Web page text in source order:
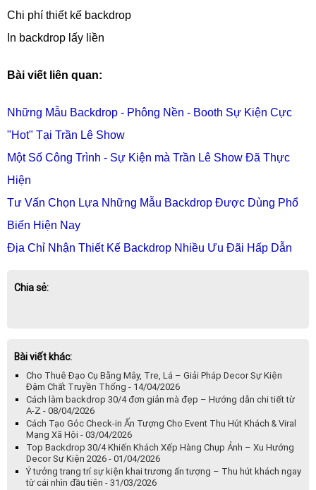
Chi phí thiết kế backdrop
In backdrop lấy liền
Bài viết liên quan:
Những Mẫu Backdrop - Phông Nền - Booth Sự Kiện Cực
"Hot" Tại Trần Lê Show
Một Số Công Trình - Sự Kiện mà Trần Lê Show Đã Thực
Hiện
Tư Vấn Chọn Lựa Những Mẫu Backdrop Được Dùng Phổ
Biến Hiện Nay
Địa Chỉ Nhận Thiết Kế Backdrop Nhiều Ưu Đãi Hấp Dẫn
Chia sẻ:
Bài viết khác:
Cho Thuê Đạo Cụ Bằng Mây, Tre, Lá – Giải Pháp Decor Sự Kiện
Đậm Chất Truyền Thống - 14/04/2026
Cách làm backdrop 30/4 đơn giản mà đẹp – Hướng dẫn chi tiết từ
A-Z - 08/04/2026
Cách Tạo Góc Check-in Ấn Tượng Cho Event Thu Hút Khách & Viral
Mạng Xã Hội - 03/04/2026
Top Backdrop 30/4 Khiến Khách Xếp Hàng Chụp Ảnh – Xu Hướng
Decor Sự Kiện 2026 - 01/04/2026
Ý tưởng trang trí sự kiện khai trương ấn tượng – Thu hút khách ngay
từ cái nhìn đầu tiên - 31/03/2026